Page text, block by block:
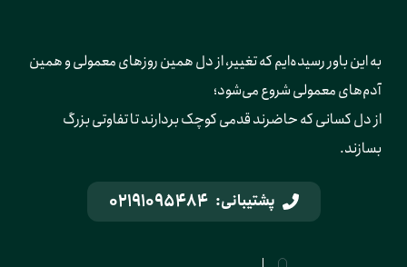
به این باور رسیده‌ایم که تغییر، از دل همین روزهای معمولی و همین
آدم‌های معمولی شروع می‌شود؛
از دل کسانی که حاضرند قدمی کوچک بردارند تا تفاوتی بزرگ
بسازند.
پشتیبانی: 02191095484